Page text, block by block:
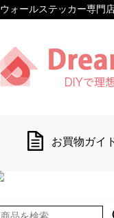
ウォールステッカー専門
お買物ガイ